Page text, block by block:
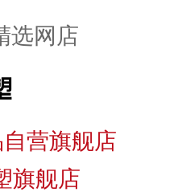
选网店
营旗舰店
旗舰店